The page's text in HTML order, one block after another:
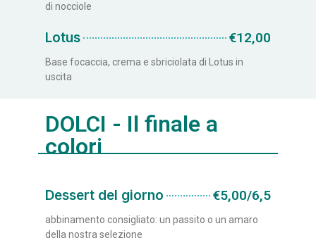
di nocciole
Lotus €12,00
Base focaccia, crema e sbriciolata di Lotus in
uscita
DOLCI - Il finale a
colori
Dessert del giorno €5,00/6,5
abbinamento consigliato: un passito o un amaro
della nostra selezione